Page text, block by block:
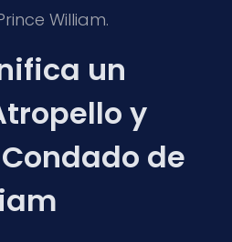
William.
un
y
de